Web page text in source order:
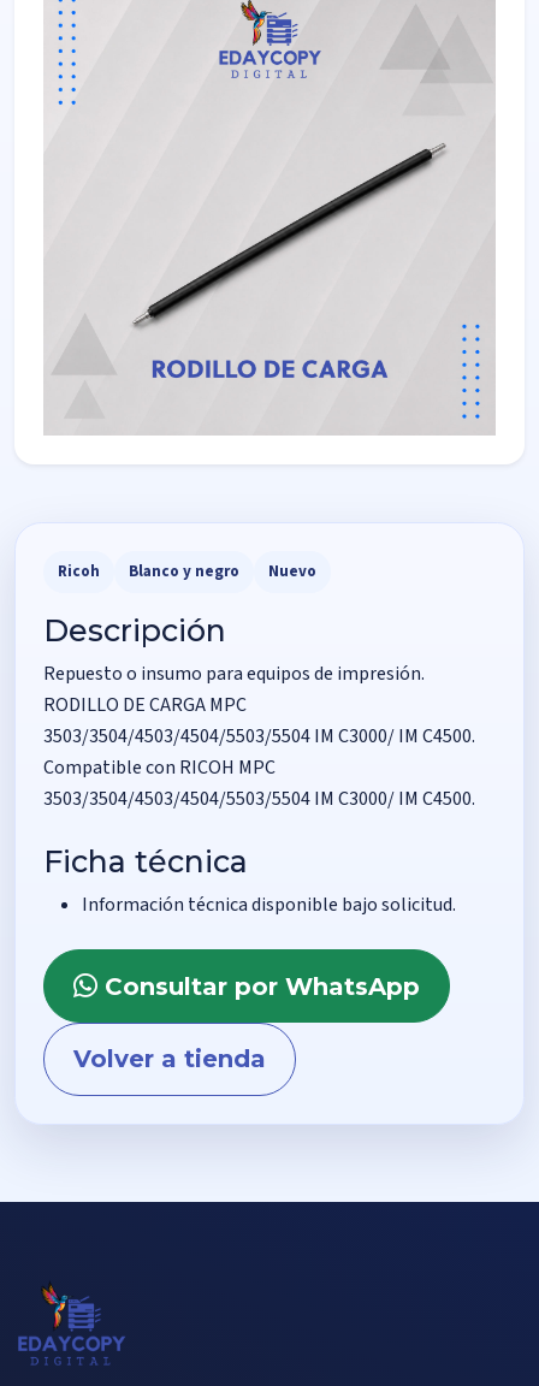
Ricoh Blanco y negro Nuevo
Descripción
Repuesto o insumo para equipos de impresión.
RODILLO DE CARGA MPC
3503/3504/4503/4504/5503/5504 IM C3000/ IM C4500.
Compatible con RICOH MPC
3503/3504/4503/4504/5503/5504 IM C3000/ IM C4500.
Ficha técnica
Información técnica disponible bajo solicitud.
Consultar por WhatsApp
Volver a tienda